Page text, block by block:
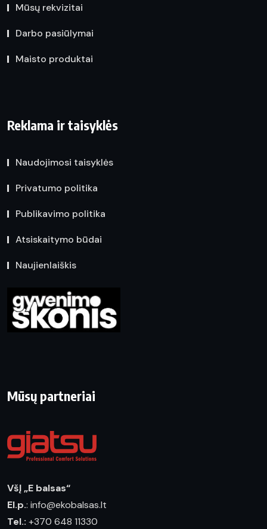
Mūsų rekvizitai
Darbo pasiūlymai
Maisto produktai
Reklama ir taisyklės
Naudojimosi taisyklės
Privatumo politika
Publikavimo politika
Atsiskaitymo būdai
Naujienlaiškis
Mūsų partneriai
VšĮ „E balsas“
El.p.: info@ekobalsas.lt
Tel.: +370 648 11330